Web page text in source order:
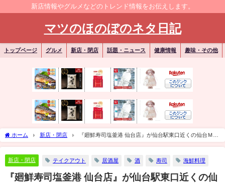
新店情報やグルメなどのトレンド情報をお伝えします。
マツのほのぼのネタ日記
トップページ グルメ 新店・閉店 話題・ニュース 健康情報 趣味・その他
ホーム 新店・閉店
『廻鮮寿司塩釜港 仙台店』が仙台駅東口近くの仙台ＭＴ
ビル１Ｆにオープンしたので行ってみた！
新店・閉店 テイクアウト 居酒屋 酒 寿司 海鮮料理
『廻鮮寿司塩釜港 仙台店』が仙台駅東口近くの仙